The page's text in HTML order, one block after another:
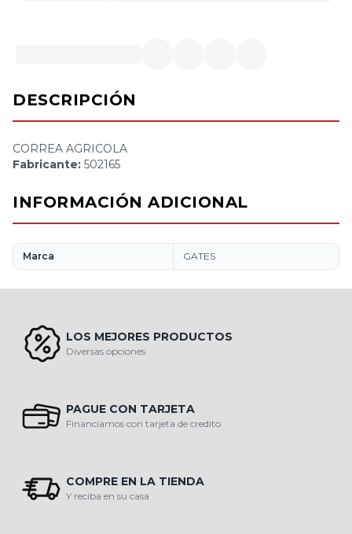
DESCRIPCIÓN
CORREA AGRICOLA
Fabricante: 502165
INFORMACIÓN ADICIONAL
Marca GATES
LOS MEJORES PRODUCTOS
Diversas opciones
PAGUE CON TARJETA
Financiamos con tarjeta de credito
COMPRE EN LA TIENDA
Y reciba en su casa